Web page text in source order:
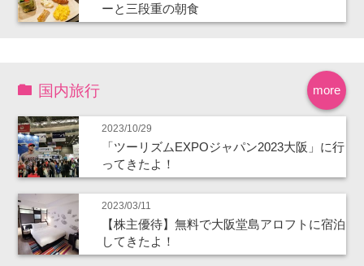
ーと三段重の朝食
more
国内旅行
2023/10/29
「ツーリズムEXPOジャパン2023大阪」に行
ってきたよ！
2023/03/11
【株主優待】無料で大阪堂島アロフトに宿泊
してきたよ！